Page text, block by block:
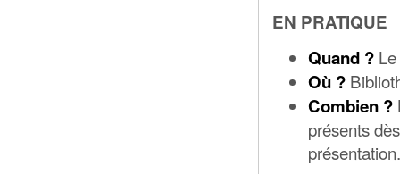
EN PRATIQUE
Quand ?
Où ?
Combien ?
présents
présentation.